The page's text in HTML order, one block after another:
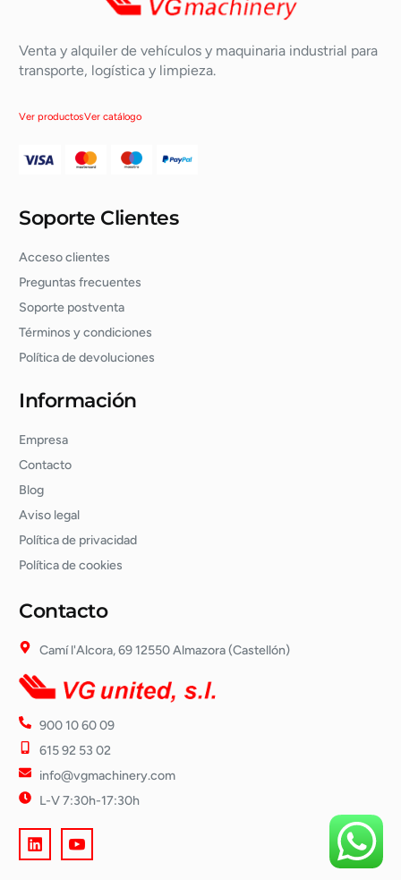
Venta y alquiler de vehículos y maquinaria industrial para
transporte, logística y limpieza.
Ver productosVer catálogo
Soporte Clientes
Acceso clientes
Preguntas frecuentes
Soporte postventa
Términos y condiciones
Política de devoluciones
Información
Empresa
Contacto
Blog
Aviso legal
Política de privacidad
Política de cookies
Contacto
Camí l'Alcora, 69 12550 Almazora (Castellón)
900 10 60 09
615 92 53 02
info@vgmachinery.com
L-V 7:30h-17:30h